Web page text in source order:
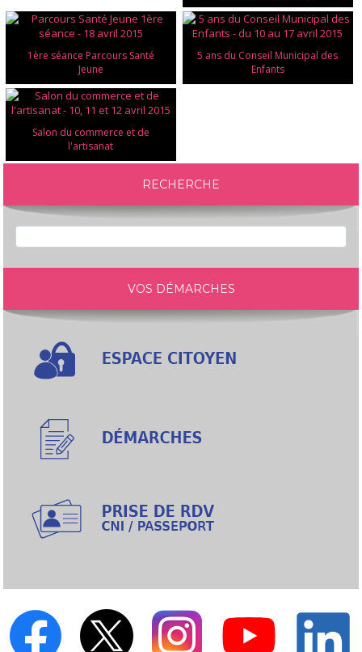
1ère séance Parcours Santé
Jeune
5 ans du Conseil Municipal des
Enfants
Salon du commerce et de
l'artisanat
RECHERCHE
VOS DÉMARCHES